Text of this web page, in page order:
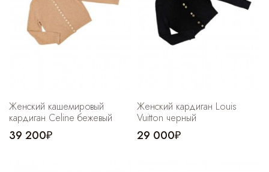
Женский кашемировый
кардиган Celine бежевый
39 200₽
Женский кардиган Louis
Vuitton черный
29 000₽